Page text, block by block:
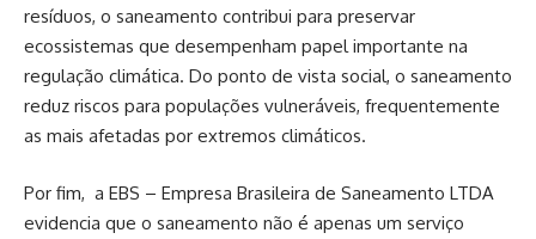
resíduos, o saneamento contribui para preservar
ecossistemas que desempenham papel importante na
regulação climática. Do ponto de vista social, o saneamento
reduz riscos para populações vulneráveis, frequentemente
as mais afetadas por extremos climáticos.
Por fim, a EBS – Empresa Brasileira de Saneamento LTDA
evidencia que o saneamento não é apenas um serviço